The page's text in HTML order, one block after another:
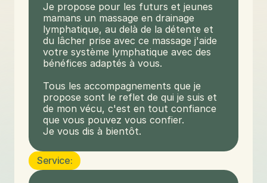
Je propose pour les futurs et jeunes
mamans un massage en drainage
lymphatique, au delà de la détente et
du lâcher prise avec ce massage j'aide
votre système lymphatique avec des
bénéfices adaptés à vous.
Tous les accompagnements que je
propose sont le reflet de qui je suis et
de mon vécu, c'est en tout confiance
que vous pouvez vous confier.
Je vous dis à bientôt.
Service: